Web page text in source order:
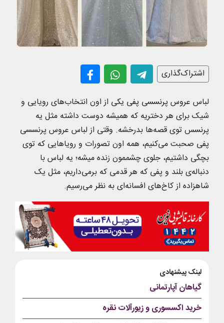
اشتراک‌گذاری
لباس عروس پرنسسی پفی یکی از اون انتخاب‌های رویایی و
شیک برای هر دختریه که همیشه دوست داشته مثل یه
پرنسس توی قصه‌ها بدرخشه. وقتی از لباس عروس پرنسسی
پفی صحبت می‌کنیم، همه اون تصورات و رویاهایی که توی
بچگی داشتیم، جلوی چشممون زنده میشه؛ یه لباس با
دنباله‌ی بلند و پفی که هر قدمی که برمی‌داریم، مثل یک
شاهزاده از کاخ‌های افسانه‌ای به نظر می‌رسیم.
لینک پیشنهادی
گیاهان آپارتمانی
خرید اکسسوری و زیورآلات نقره